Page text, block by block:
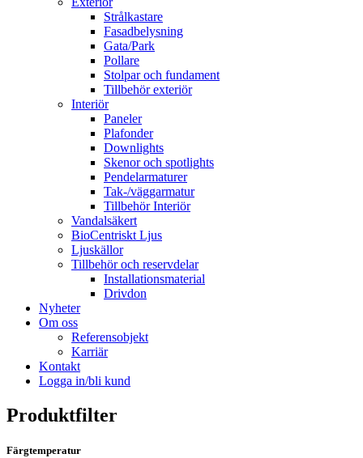
Strålkastare
Fasadbelysning
Gata/Park
Pollare
Stolpar och fundament
Tillbehör exteriör
Interiör
Paneler
Plafonder
Downlights
Skenor och spotlights
Pendelarmaturer
Tak-/väggarmatur
Tillbehör Interiör
Vandalsäkert
BioCentriskt Ljus
Ljuskällor
Tillbehör och reservdelar
Installationsmaterial
Drivdon
Nyheter
Om oss
Referensobjekt
Karriär
Kontakt
Logga in/bli kund
Produktfilter
Färgtemperatur